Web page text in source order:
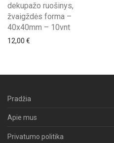
dekupažo ruošinys,
žvaigždės forma –
40x40mm – 10vnt
12,00 €
Pradžia
Apie mus
Privatumo politika